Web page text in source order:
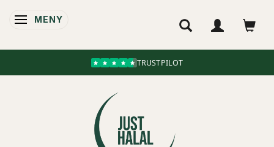
ÄNDRA NAVIGERING
MENY
TRUSTPILOT